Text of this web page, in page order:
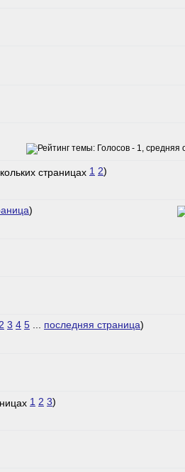
1 2)
)
3 4 5 ... последняя страница)
1 2 3)